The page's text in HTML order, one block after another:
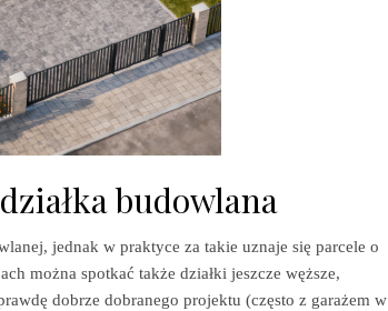
budowlana
jednak w praktyce za takie uznaje się parcele o
można spotkać także działki jeszcze węższe,
dobrze dobranego projektu (często z garażem w